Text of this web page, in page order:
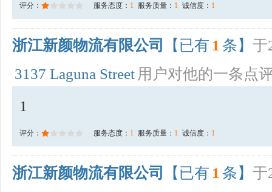
评分： 服务态度： 1 服务质量： 1 诚信度： 1
浙江新颜物流有限公司 【已有 1 条】 于
3137 Laguna Street 用户对他的一条点
1
评分： 服务态度： 1 服务质量： 1 诚信度： 1
浙江新颜物流有限公司 【已有 1 条】 于